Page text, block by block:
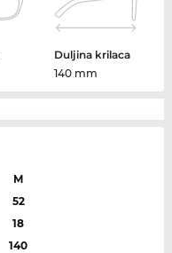
Duljina krilaca
140 mm
M
52
18
140